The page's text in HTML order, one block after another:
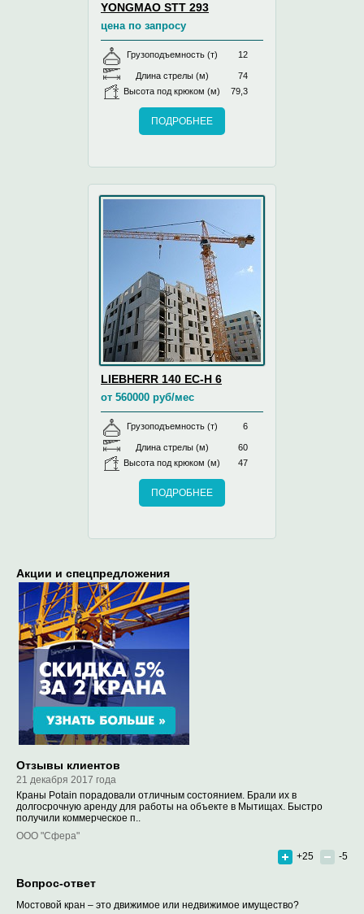
Акции и спецпредложения
Отзывы клиентов
21 декабря 2017 года
Краны Potain порадовали отличным состоянием. Брали их в
долгосрочную аренду для работы на объекте в Мытищах. Быстро
получили коммерческое п..
ООО "Сфера"
+25
-5
Вопрос-ответ
Мостовой кран – это движимое или недвижимое имущество?
YONGMAO STT 293
цена по запросу
Грузоподъемность (т) 12
Длина стрелы (м)
74
Высота под крюком (м)
79,3
ПОДРОБНЕЕ
LIEBHERR 140 EC-H 6
от 560000 руб/мес
Грузоподъемность (т) 6
Длина стрелы (м)
60
Высота под крюком (м)
47
ПОДРОБНЕЕ